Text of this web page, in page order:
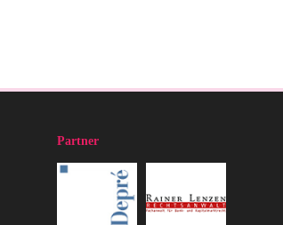
Partner